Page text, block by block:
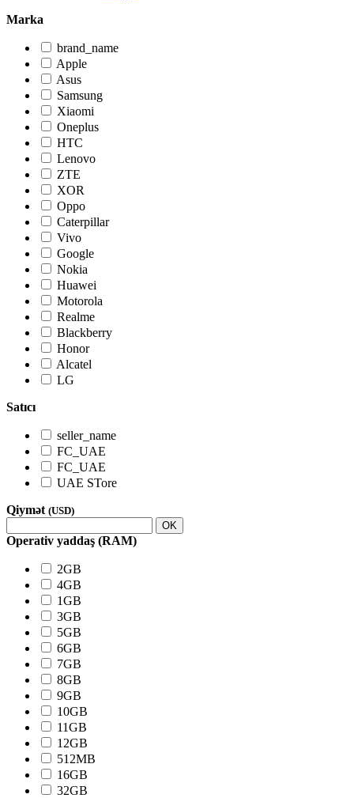
Marka
brand_name
Apple
Asus
Samsung
Xiaomi
Oneplus
HTC
Lenovo
ZTE
XOR
Oppo
Caterpillar
Vivo
Google
Nokia
Huawei
Motorola
Realme
Blackberry
Honor
Alcatel
LG
Satıcı
seller_name
FC_UAE
FC_UAE
UAE STore
Qiymət (USD)
OK
Operativ yaddaş (RAM)
2GB
4GB
1GB
3GB
5GB
6GB
7GB
8GB
9GB
10GB
11GB
12GB
512MB
16GB
32GB